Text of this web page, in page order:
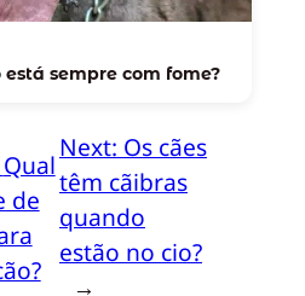
sempre com fome?
Qual
de
Next: Os cães
têm cãibras
quando
estão no cio?
→